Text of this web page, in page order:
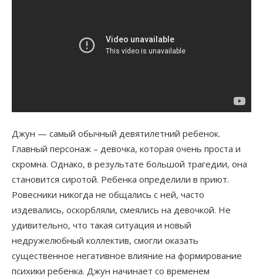
Джун — самый обычный девятилетний ребенок.
Главный персонаж – девочка, которая очень проста и
скромна. Однако, в результате большой трагедии, она
становится сиротой. Ребенка определили в приют.
Ровесники никогда не общались с ней, часто
издевались, оскорбляли, смеялись на девочкой. Не
удивительно, что такая ситуация и новый
недружелюбный коллектив, смогли оказать
существенное негативное влияние на формирование
психики ребенка. Джун начинает со временем